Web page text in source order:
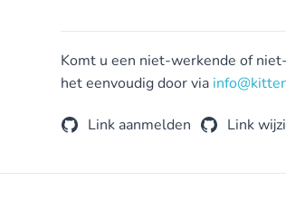
Komt u een niet-werkende of
het eenvoudig door via
Link aanmelden Link